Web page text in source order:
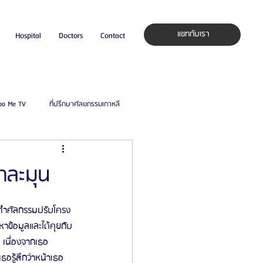
Hospital Doctors Contact แชทกับเรา
Me TV ที่ปรึกษาศัลยกรรมเกาหลี
ศัลยแพทย์ ประเทศเกาหลี
Consultant
ะมุน
ศัลกรรมปรับโครง
ข้อมูลและได้คุยกับ
องจากเธอ
อรู้สึกว่าหน้าเธอ